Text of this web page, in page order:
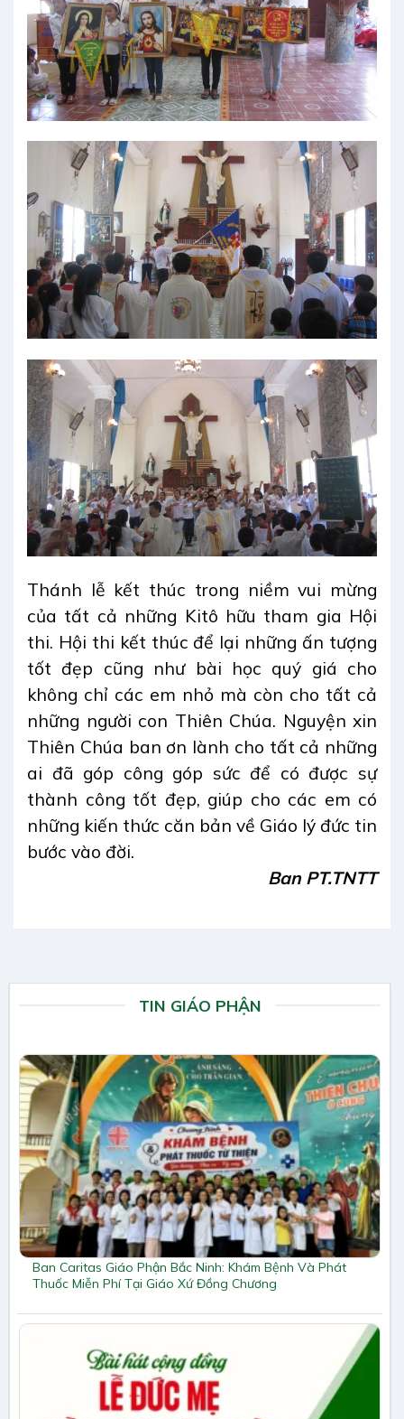
Thánh lễ kết thúc trong niềm vui mừng
của tất cả những Kitô hữu tham gia Hội
thi. Hội thi kết thúc để lại những ấn tượng
tốt đẹp cũng như bài học quý giá cho
không chỉ các em nhỏ mà còn cho tất cả
những người con Thiên Chúa. Nguyện xin
Thiên Chúa ban ơn lành cho tất cả những
ai đã góp công góp sức để có được sự
thành công tốt đẹp, giúp cho các em có
những kiến thức căn bản về Giáo lý đức tin
bước vào đời.
Ban PT.TNTT
TIN GIÁO PHẬN
Ban Caritas Giáo Phận Bắc Ninh: Khám Bệnh Và Phát
Thuốc Miễn Phí Tại Giáo Xứ Đồng Chương